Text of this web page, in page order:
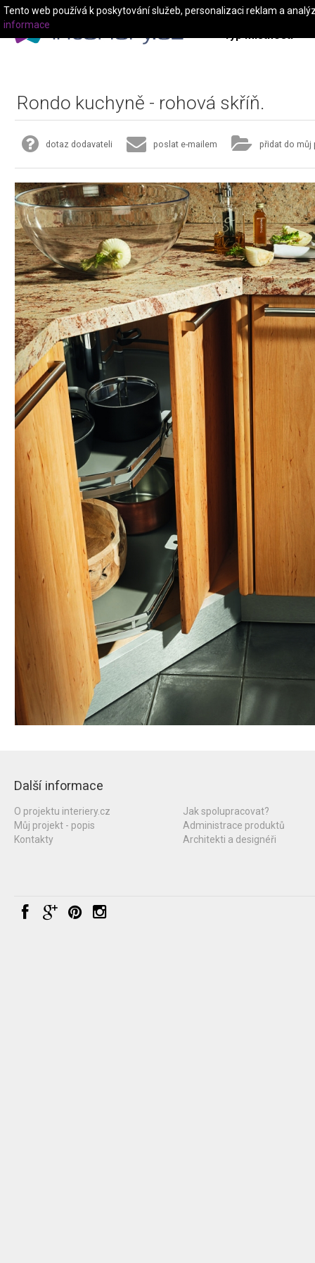
Typ místnosti
Rondo kuchyně - rohová skříň.
dotaz dodavateli poslat e-mailem přidat do můj
Další informace
O projektu interiery.cz
Můj projekt - popis
Kontakty
Jak spolupracovat?
Administrace produktů
Architekti a designéři
Tento web používá k poskytování služeb, personalizaci reklam a
informace